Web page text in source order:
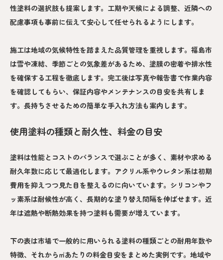
性塗料の選択肢も提案します。工期や天候による調整、近隣への
配慮事項も事前に伝えて安心して任せられるようにします。
施工は地域の気候特性を踏まえた品質管理を重視します。福島市
は雪や凍結、季節ごとの気象差があるため、塗膜の密着や排水性
を確保する工程を徹底します。完工後は写真や報告書で作業内容
を確認してもらい、保証内容やメンテナンスの目安を共有しま
す。長持ちさせるための簡単な手入れ方法も案内します。
使用塗料の種類と耐久性、料金の目安
塗料は性能とコストのバランスで選ぶことが多く、素材や求める
耐久年数に応じて最適化します。アクリル系やウレタン系は初期
費用を抑えつつ見た目を整えるのに向いています。シリコンやフ
ッ素系は耐候性が高く、長期的な塗り替え間隔を伸ばせます。近
年は遮熱や断熱効果を持つ塗料も需要が増えています。
下の表は市場で一般的に用いられる塗料の種類ごとの耐用年数や
特徴、それから㎡あたりの料金目安をまとめた実例です。地域や